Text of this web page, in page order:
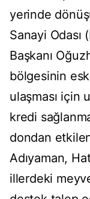
yerinde
Sanayi Odası
Başkanı
bölgesinin
ulaşması için
kredi
dondan
Adıyaman,
illerdeki